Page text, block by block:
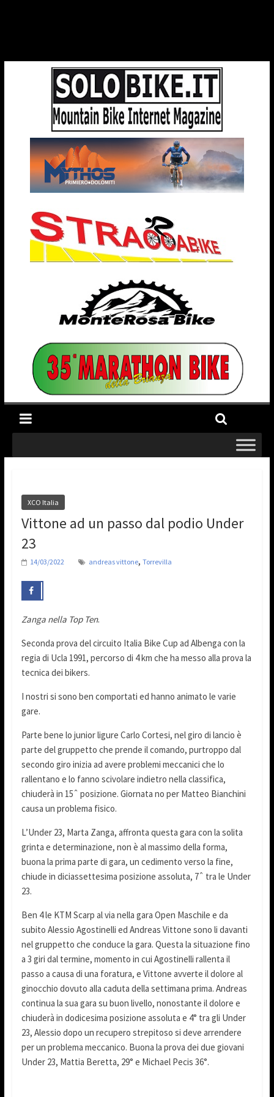
XCO Italia
Vittone ad un passo dal podio Under
23
14/03/2022 andreas vittone, Torrevilla
Zanga nella Top Ten.
Seconda prova del circuito Italia Bike Cup ad Albenga con la
regia di Ucla 1991, percorso di 4 km che ha messo alla prova la
tecnica dei bikers.
I nostri si sono ben comportati ed hanno animato le varie
gare.
Parte bene lo junior ligure Carlo Cortesi, nel giro di lancio è
parte del gruppetto che prende il comando, purtroppo dal
secondo giro inizia ad avere problemi meccanici che lo
rallentano e lo fanno scivolare indietro nella classifica,
chiuderà in 15ˆ posizione. Giornata no per Matteo Bianchini
causa un problema fisico.
L’Under 23, Marta Zanga, affronta questa gara con la solita
grinta e determinazione, non è al massimo della forma,
buona la prima parte di gara, un cedimento verso la fine,
chiude in diciassettesima posizione assoluta, 7ˆ tra le Under
23.
Ben 4 le KTM Scarp al via nella gara Open Maschile e da
subito Alessio Agostinelli ed Andreas Vittone sono li davanti
nel gruppetto che conduce la gara. Questa la situazione fino
a 3 giri dal termine, momento in cui Agostinelli rallenta il
passo a causa di una foratura, e Vittone avverte il dolore al
ginocchio dovuto alla caduta della settimana prima. Andreas
continua la sua gara su buon livello, nonostante il dolore e
chiuderà in dodicesima posizione assoluta e 4° tra gli Under
23, Alessio dopo un recupero strepitoso si deve arrendere
per un problema meccanico. Buona la prova dei due giovani
Under 23, Mattia Beretta, 29° e Michael Pecis 36°.